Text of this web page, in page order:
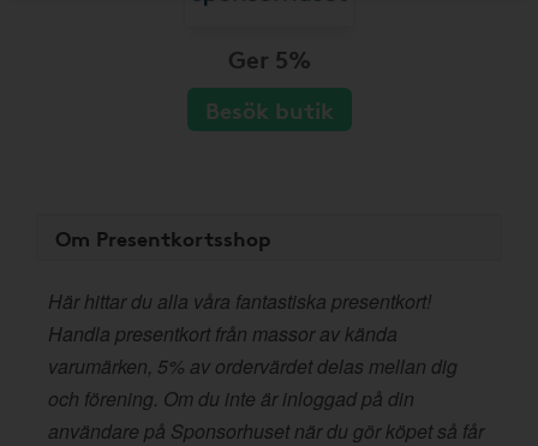
Ger 5%
Besök butik
Om Presentkortsshop
Här hittar du alla våra fantastiska presentkort!
Handla presentkort från massor av kända
varumärken, 5% av ordervärdet delas mellan dig
och förening. Om du inte är inloggad på din
användare på Sponsorhuset när du gör köpet så får